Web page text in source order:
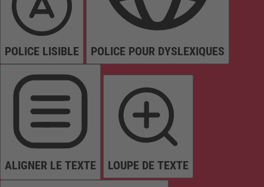
POLICE LISIBLE POLICE POUR DYSLEXIQUES
ALIGNER LE TEXTE LOUPE DE TEXTE